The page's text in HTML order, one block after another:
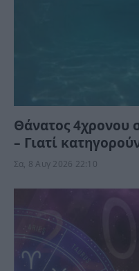
Θάνατος 4χρονου
– Γιατί
Σα, 8 Αυγ 2026 22:10